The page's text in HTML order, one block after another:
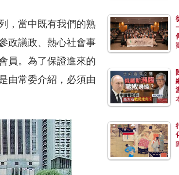
，當中既有我們的熟
政議政、熱心社會事
員。為了保證進來的
由常委介紹，必須由